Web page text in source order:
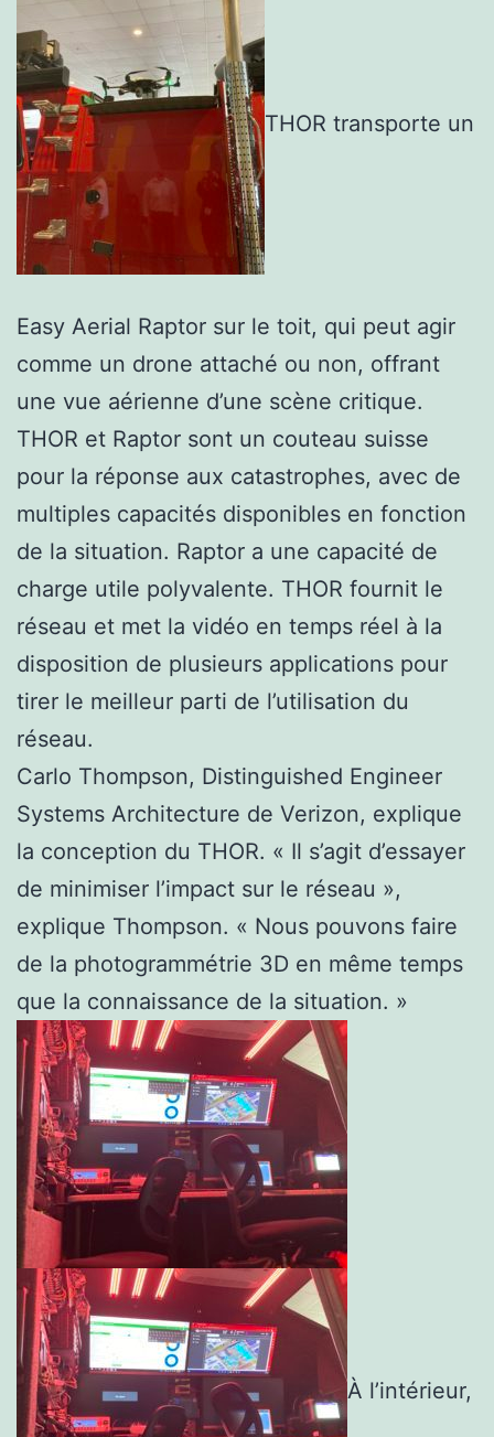
THOR transporte un
Easy Aerial Raptor sur le toit, qui peut agir
comme un drone attaché ou non, offrant
une vue aérienne d’une scène critique.
THOR et Raptor sont un couteau suisse
pour la réponse aux catastrophes, avec de
multiples capacités disponibles en fonction
de la situation. Raptor a une capacité de
charge utile polyvalente. THOR fournit le
réseau et met la vidéo en temps réel à la
disposition de plusieurs applications pour
tirer le meilleur parti de l’utilisation du
réseau.
Carlo Thompson, Distinguished Engineer
Systems Architecture de Verizon, explique
la conception du THOR. « Il s’agit d’essayer
de minimiser l’impact sur le réseau »,
explique Thompson. « Nous pouvons faire
de la photogrammétrie 3D en même temps
que la connaissance de la situation. »
À l’intérieur,